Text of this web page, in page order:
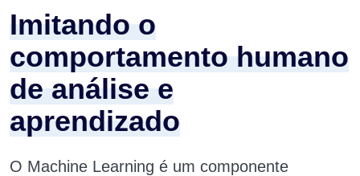
Imitando o
comportamento humano
de análise e
aprendizado
O Machine Learning é um componente